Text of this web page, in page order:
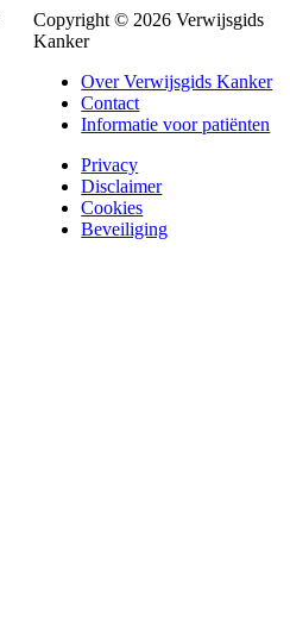
Copyright © 2026 Verwijsgids
Kanker
Over Verwijsgids Kanker
Contact
Informatie voor patiënten
Privacy
Disclaimer
Cookies
Beveiliging